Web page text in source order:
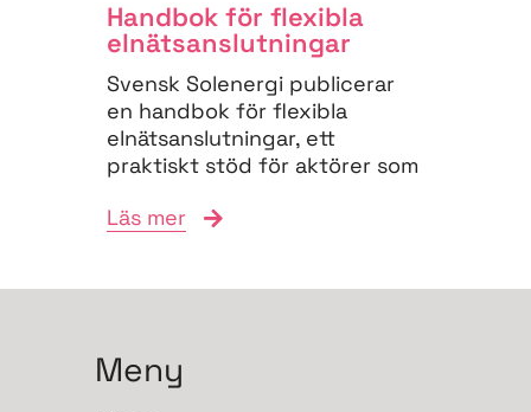
Handbok för flexibla
elnäts­anslutningar
Svensk Solenergi publicerar
en handbok för flexibla
elnätsanslutningar, ett
praktiskt stöd för aktörer som
anslutningsprocessen och
Läs mer
Meny